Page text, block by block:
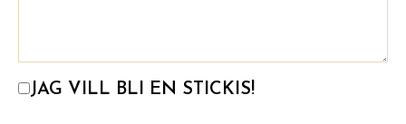
JAG VILL BLI EN STICKIS!